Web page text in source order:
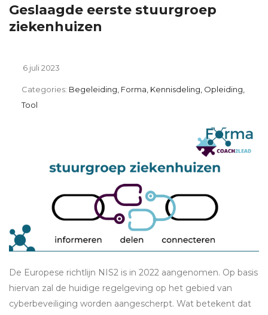
Geslaagde eerste stuurgroep
ziekenhuizen
6 juli 2023
Categories: Begeleiding, Forma, Kennisdeling, Opleiding,
Tool
De Europese richtlijn NIS2 is in 2022 aangenomen. Op basis
hiervan zal de huidige regelgeving op het gebied van
cyberbeveiliging worden aangescherpt. Wat betekent dat